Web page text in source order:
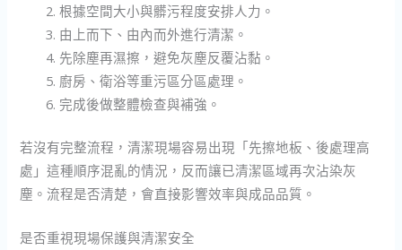
根據空間大小與髒污程度安排人力。
由上而下、由內而外進行清潔。
先除塵再濕擦，避免灰塵反覆沾黏。
廚房、衛浴等重污區分區處理。
完成後做整體檢查與補強。
若沒有完整流程，清潔現場容易出現「先擦地板、後處理高
處」這種順序混亂的情況，反而讓已清潔區域再次沾染灰
塵。流程是否清楚，會直接影響效率與成品品質。
是否重視現場保護與清潔安全